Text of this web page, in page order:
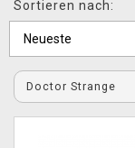
XZONE CLUB
Sortieren nach:
Doctor Strange